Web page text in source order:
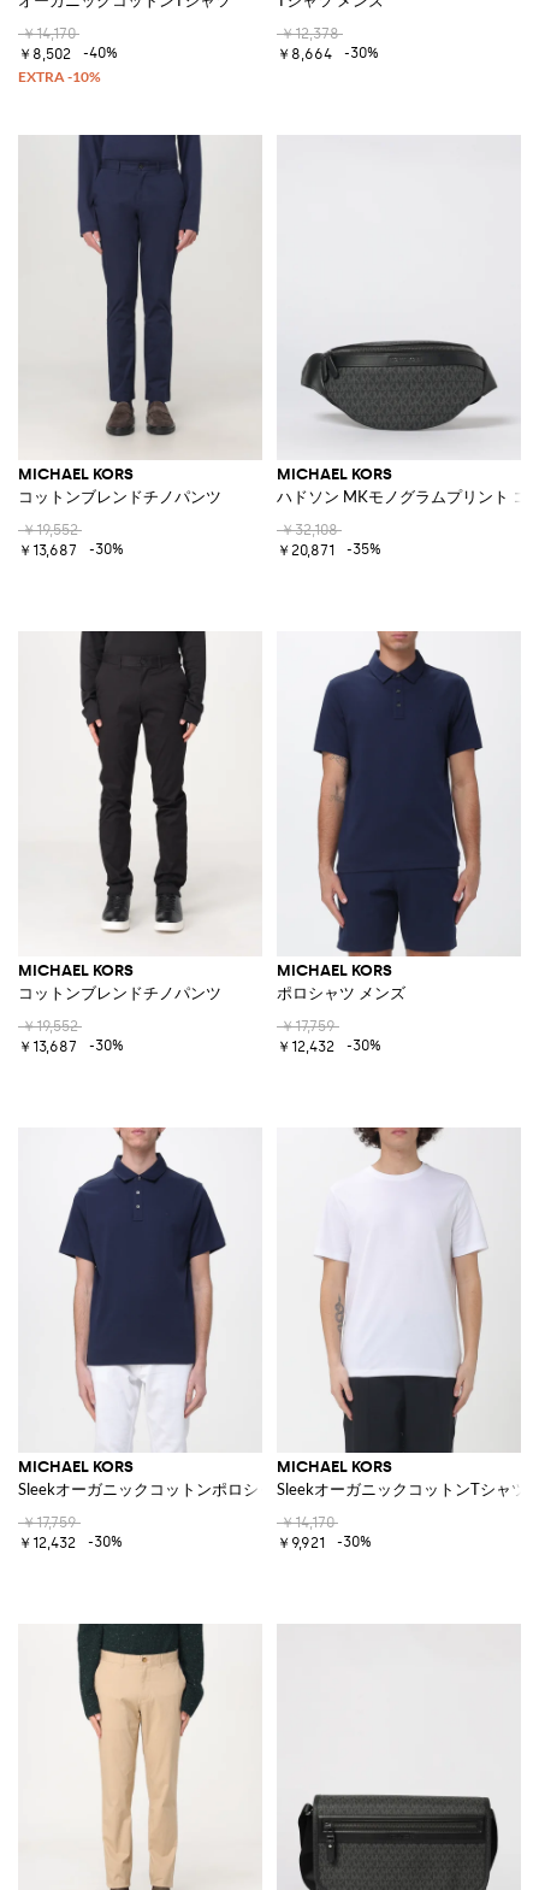
￥14,170
￥8,502
-40%
￥12,378
￥8,664
-30%
MICHAEL KORS
コットンブレンドチノパンツ
￥19,552
￥13,687
-30%
MICHAEL KORS
ハドソン MKモノグラムプリント コ
￥32,108
￥20,871
-35%
MICHAEL KORS
コットンブレンドチノパンツ
￥19,552
￥13,687
-30%
MICHAEL KORS
ポロシャツ メンズ
￥17,759
￥12,432
-30%
MICHAEL KORS
Sleekオーガニックコットンポロシャツ
￥17,759
￥12,432
-30%
MICHAEL KORS
SleekオーガニックコットンTシャツ
￥14,170
￥9,921
-30%